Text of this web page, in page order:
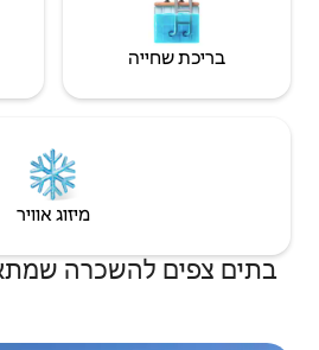
חניה חינם במקום
שמתאימים למשפחות